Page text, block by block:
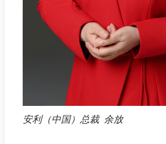
安利（中国）总裁 余放